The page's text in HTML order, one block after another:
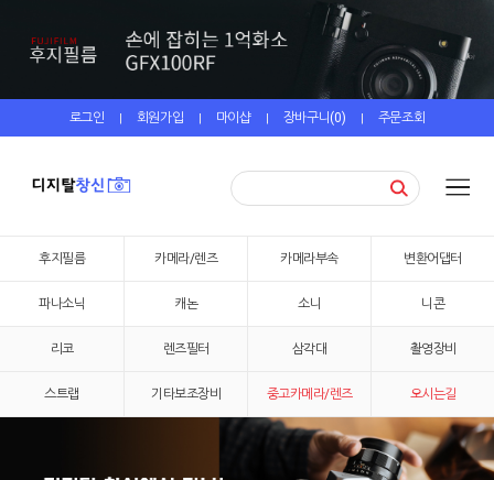
로그인 | 회원가입 | 마이샵 | 장바구니(0) | 주문조회
후지필름 카메라/렌즈 카메라부속 변환어댑터
파나소닉 캐논 소니 니콘
리코 렌즈필터 삼각대 촬영장비
스트랩 기타보조장비 중고카메라/렌즈 오시는길